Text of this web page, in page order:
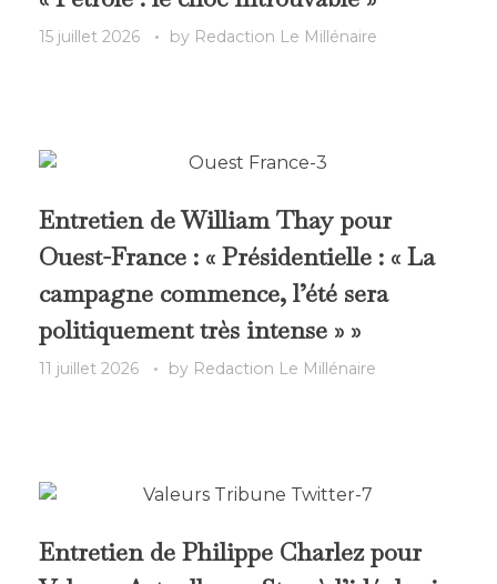
15 juillet 2026 by Redaction Le Millénaire
Entretien de William Thay pour
Ouest-France : « Présidentielle : « La
campagne commence, l’été sera
politiquement très intense » »
11 juillet 2026 by Redaction Le Millénaire
Entretien de Philippe Charlez pour